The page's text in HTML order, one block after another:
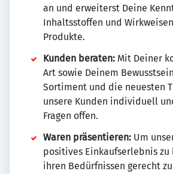
an und erweiterst Deine
Inhaltsstoffen und
Produkte.
Kunden beraten: Mit Deiner
Art sowie Deinem
Sortiment und die neuesten
unsere Kunden individuell
Fragen offen.
Waren präsentieren: Um
positives Einkaufserlebnis zu
ihren Bedürfnissen gerecht